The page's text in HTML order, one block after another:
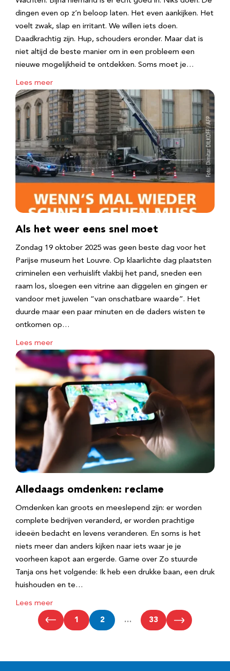
dingen even op z’n beloop laten. Het even aankijken. Het
voelt zwak, slap en irritant. We willen iets doen.
Daadkrachtig zijn. Hup, schouders eronder. Maar dat is
niet altijd de beste manier om in een probleem een
nieuwe mogelijkheid te ontdekken. Soms moet je…
Lees meer
Als het weer eens snel moet
Zondag 19 oktober 2025 was geen beste dag voor het
Parijse museum het Louvre. Op klaarlichte dag plaatsten
criminelen een verhuislift vlakbij het pand, sneden een
raam los, sloegen een vitrine aan diggelen en gingen er
vandoor met juwelen “van onschatbare waarde”. Het
duurde maar een paar minuten en de daders wisten te
ontkomen op…
Lees meer
Alledaags omdenken: reclame
Omdenken kan groots en meeslepend zijn: er worden
complete bedrijven veranderd, er worden prachtige
ideeën bedacht en levens veranderen. En soms is het
niets meer dan anders kijken naar iets waar je je
voorheen kapot aan ergerde. Game over Zo stuurde
Tanja ons het volgende: Ik heb een drukke baan, een druk
huishouden en te…
Lees meer
1 2 … 33